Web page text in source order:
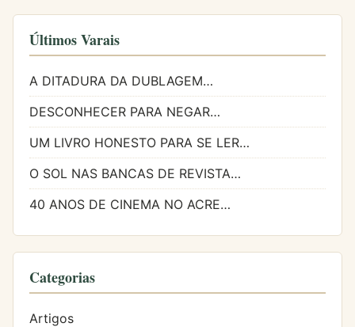
Últimos Varais
A DITADURA DA DUBLAGEM…
DESCONHECER PARA NEGAR…
UM LIVRO HONESTO PARA SE LER…
O SOL NAS BANCAS DE REVISTA…
40 ANOS DE CINEMA NO ACRE…
Categorias
Artigos